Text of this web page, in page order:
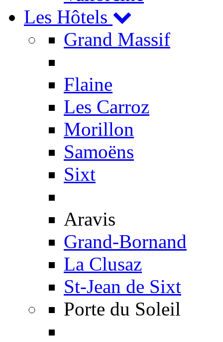
Les Hôtels
Grand Massif
Flaine
Les Carroz
Morillon
Samoëns
Sixt
Aravis
Grand-Bornand
La Clusaz
St-Jean de Sixt
Porte du Soleil